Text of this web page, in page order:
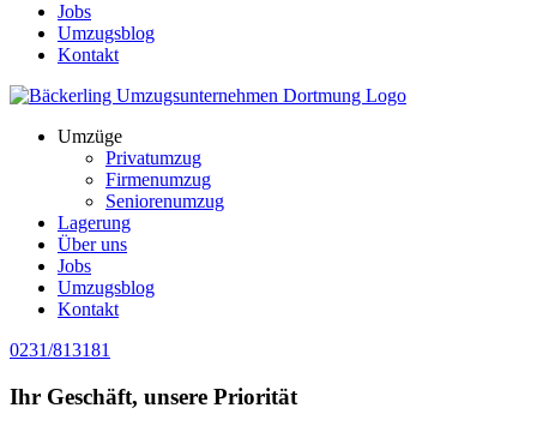
Jobs
Umzugsblog
Kontakt
Umzüge
Privatumzug
Firmenumzug
Seniorenumzug
Lagerung
Über uns
Jobs
Umzugsblog
Kontakt
0231/813181
Ihr Geschäft, unsere Priorität